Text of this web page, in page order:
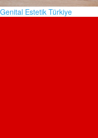
Genital Estetik Türkiye